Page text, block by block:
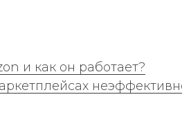
и как он работает?